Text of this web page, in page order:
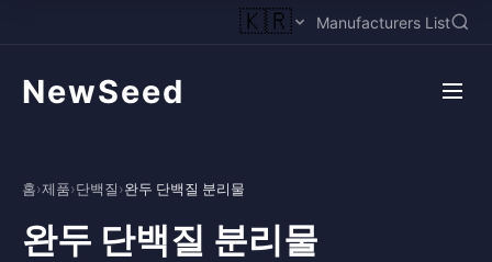
🇰🇷 Manufacturers List
NewSeed
홈›제품›단백질›완두 단백질 분리물
완두 단백질 분리물